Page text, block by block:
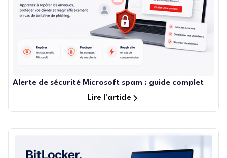
Alerte de sécurité Microsoft spam : guide complet
Lire l'article